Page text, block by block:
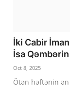
İki Cabir
İsa
Oct 8, 2025
Ötən həftənin ən